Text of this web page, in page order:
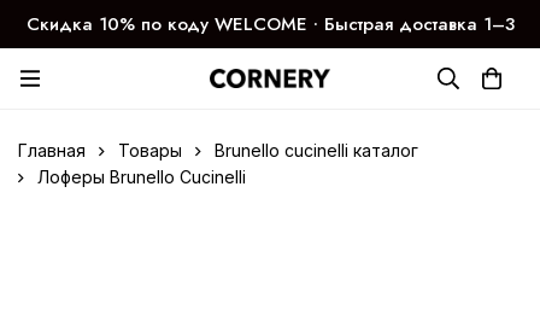
Скидка 10% по коду WELCOME ∙ Быстрая доставка 1–3
дня
Главная Товары
Brunello cucinelli каталог
Лоферы Brunello Cucinelli